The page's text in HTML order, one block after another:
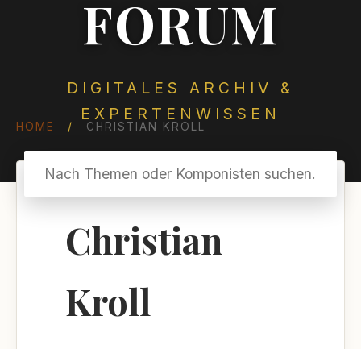
FORUM
DIGITALES ARCHIV &
EXPERTENWISSEN
HOME / CHRISTIAN KROLL
Christian
Kroll